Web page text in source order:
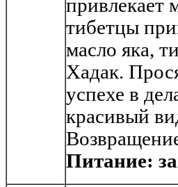
привлекает
тибетцы
масло яка,
Хадак.
успехе в
красивый
Питание: